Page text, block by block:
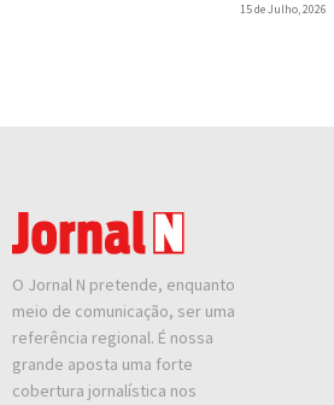
15 de Julho, 2026
O Jornal N pretende, enquanto
meio de comunicação, ser uma
referência regional. É nossa
grande aposta uma forte
cobertura jornalística nos